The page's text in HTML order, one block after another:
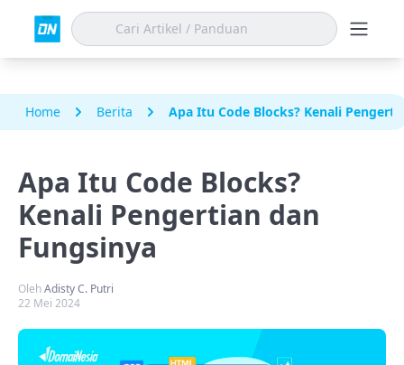
Home Berita Apa Itu Code Blocks? Kenali
Apa Itu Code Blocks?
Kenali Pengertian dan
Fungsinya
OlehAdisty C. Putri
22 Mei 2024